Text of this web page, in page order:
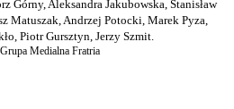
Górny, Aleksandra Jakubowska, Stanisław
Matuszak, Andrzej Potocki, Marek Pyza,
Piotr Gursztyn, Jerzy Szmit.
Medialna Fratria